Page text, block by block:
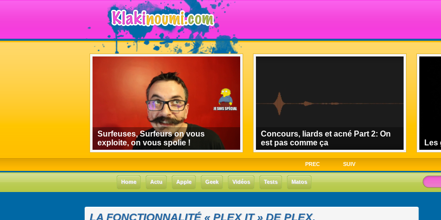
Surfeuses, Surfeurs on vous
exploite, on vous spolie !
Concours, liards et acné Part 2: On
est pas comme ça
Les
PREC SUIV
Home Actu Apple Geek Vidéos Tests Matos
LA FONCTIONNALITÉ « PLEX IT » DE PLEX.